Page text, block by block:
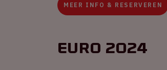
MEER INFO & RESERVEREN
EURO 2024